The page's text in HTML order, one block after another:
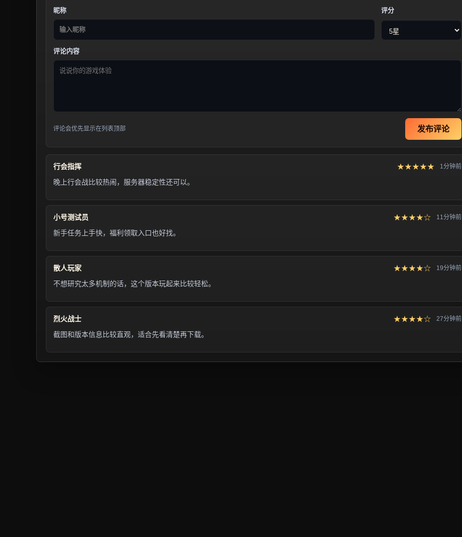
昵称 评分
评论内容
评论会优先显示在列表顶部 发布评论
行会指挥 ★★★★★ 1分钟前
晚上行会战比较热闹，服务器稳定性还可以。
小号测试员 ★★★★☆ 11分钟前
新手任务上手快，福利领取入口也好找。
散人玩家 ★★★★☆ 19分钟前
不想研究太多机制的话，这个版本玩起来比较轻松。
烈火战士 ★★★★☆ 27分钟前
截图和版本信息比较直观，适合先看清楚再下载。